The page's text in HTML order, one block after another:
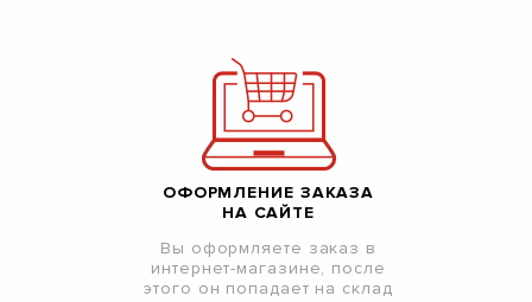
ОФОРМЛЕНИЕ ЗАКАЗА
НА САЙТЕ
Вы оформляете заказ в
интернет-магазине, после
этого он попадает на склад